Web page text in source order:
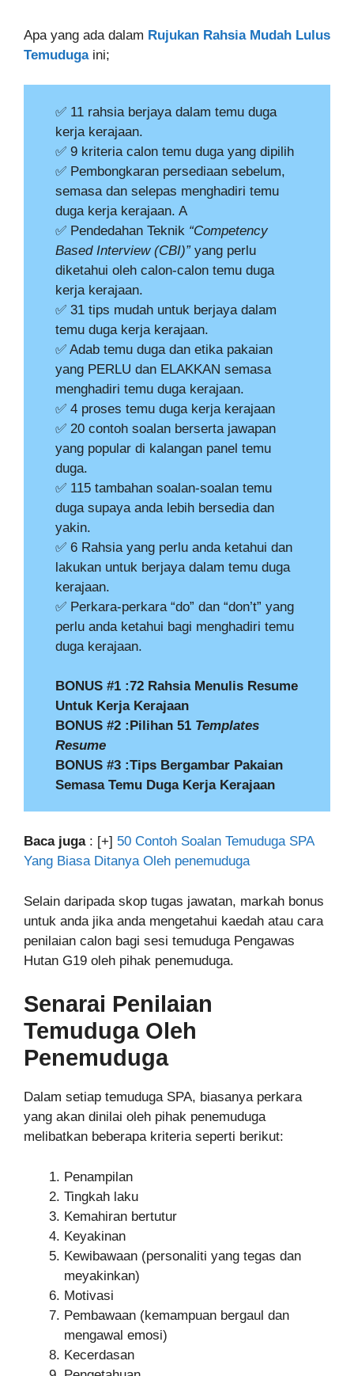
Apa yang ada dalam Rujukan Rahsia Mudah Lulus
Temudugaini;
✅ 11 rahsia berjaya dalam temu duga
kerja kerajaan.
✅ 9 kriteria calon temu duga yang dipilih
✅ Pembongkaran persediaan sebelum,
semasa dan selepas menghadiri temu
duga kerja kerajaan. A
✅ Pendedahan Teknik “Competency
Based Interview (CBI)”yang perlu
diketahui oleh calon-calon temu duga
kerja kerajaan.
✅ 31 tips mudah untuk berjaya dalam
temu duga kerja kerajaan.
✅ Adab temu duga dan etika pakaian
yang PERLU dan ELAKKAN semasa
menghadiri temu duga kerajaan.
✅ 4 proses temu duga kerja kerajaan
✅ 20 contoh soalan berserta jawapan
yang popular di kalangan panel temu
duga.
✅ 115 tambahan soalan-soalan temu
duga supaya anda lebih bersedia dan
yakin.
✅ 6 Rahsia yang perlu anda ketahui dan
lakukan untuk berjaya dalam temu duga
kerajaan.
✅ Perkara-perkara “do” dan “don’t” yang
perlu anda ketahui bagi menghadiri temu
duga kerajaan.
BONUS #1 :72 Rahsia Menulis Resume
Untuk Kerja Kerajaan
BONUS #2 :Pilihan 51 Templates
Resume
BONUS #3 :Tips Bergambar Pakaian
Semasa Temu Duga Kerja Kerajaan
Baca juga: [+] 50 Contoh Soalan Temuduga SPA
Yang Biasa Ditanya Oleh penemuduga
Selain daripada skop tugas jawatan, markah bonus
untuk anda jika anda mengetahui kaedah atau cara
penilaian calon bagi sesi temuduga Pengawas
Hutan G19 oleh pihak penemuduga.
Senarai Penilaian
Temuduga Oleh
Penemuduga
Dalam setiap temuduga SPA, biasanya perkara
yang akan dinilai oleh pihak penemuduga
melibatkan beberapa kriteria seperti berikut:
Penampilan
Tingkah laku
Kemahiran bertutur
Keyakinan
Kewibawaan (personaliti yang tegas dan
meyakinkan)
Motivasi
Pembawaan (kemampuan bergaul dan
mengawal emosi)
Kecerdasan